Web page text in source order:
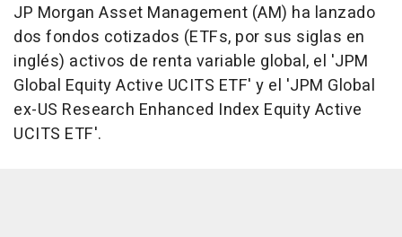
JP Morgan Asset Management (AM) ha lanzado
dos fondos cotizados (ETFs, por sus siglas en
inglés) activos de renta variable global, el 'JPM
Global Equity Active UCITS ETF' y el 'JPM Global
ex-US Research Enhanced Index Equity Active
UCITS ETF'.